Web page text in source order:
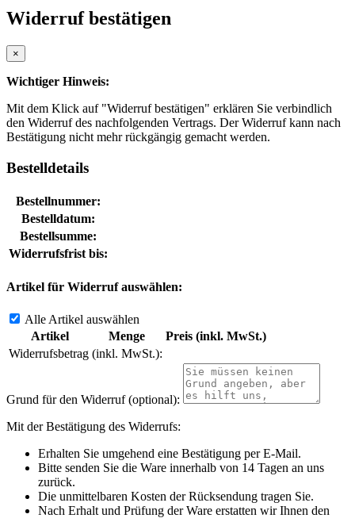
Widerruf bestätigen
×
Wichtiger Hinweis:
Mit dem Klick auf "Widerruf bestätigen" erklären Sie verbindlich
den Widerruf des nachfolgenden Vertrags. Der Widerruf kann nach
Bestätigung nicht mehr rückgängig gemacht werden.
Bestelldetails
Bestellnummer:
Bestelldatum:
Bestellsumme:
Widerrufsfrist bis:
Artikel für Widerruf auswählen:
Alle Artikel auswählen
Artikel
Menge
Preis (inkl. MwSt.)
Widerrufsbetrag (inkl. MwSt.):
Grund für den Widerruf (optional):
Mit der Bestätigung des Widerrufs:
Erhalten Sie umgehend eine Bestätigung per E-Mail.
Bitte senden Sie die Ware innerhalb von 14 Tagen an uns
zurück.
Die unmittelbaren Kosten der Rücksendung tragen Sie.
Nach Erhalt und Prüfung der Ware erstatten wir Ihnen den